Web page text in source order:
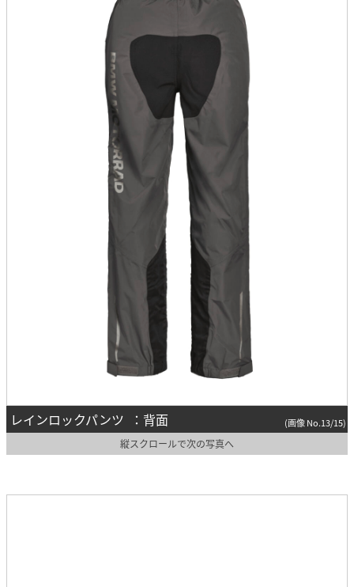
レインロックパンツ ：背面 (画像 No.13/15)
縦スクロールで次の写真へ